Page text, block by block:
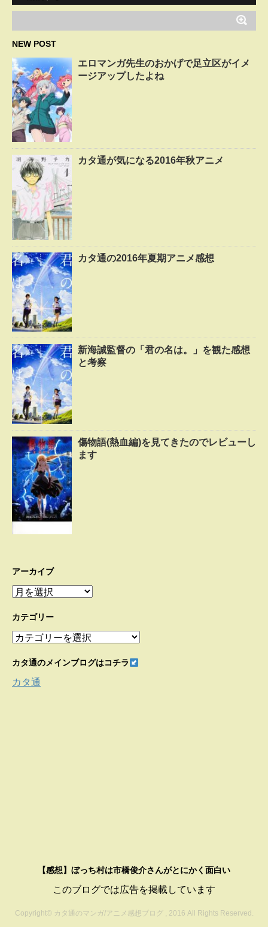
NEW POST
エロマンガ先生のおかげで足立区がイメ
ージアップしたよね
カタ通が気になる2016年秋アニメ
カタ通の2016年夏期アニメ感想
新海誠監督の「君の名は。」を観た感想
と考察
傷物語(熱血編)を見てきたのでレビューし
ます
アーカイブ
ア
カ
ブ
カテゴリー
カ
ゴ
ー
カタ通のメインブログはコチラ
カタ通
【感想】ぼっち村は市橋俊介さんがとにかく面白い
このブログでは広告を掲載しています
Copyright© カタ通のマンガ/アニメ感想ブログ , 2016 All Rights Reserved.